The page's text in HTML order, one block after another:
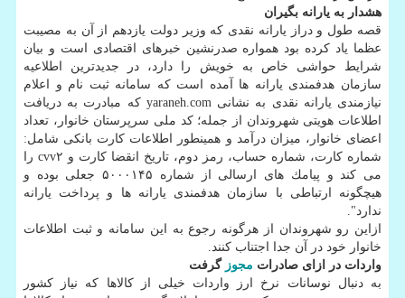
هشدار به یارانه بگیران
قصه طول و دراز یارانه نقدی كه وزیر دولت یازدهم از آن به مصیبت
عظما یاد كرده بود همواره صدرنشین خبرهای اقتصادی است و بیان
شرایط حواشی خاص به خویش را دارد، در جدیدترین اطلاعیه
سازمان هدفمندی یارانه ها آمده است كه سامانه ثبت نام و اعلام
نیازمندی یارانه نقدی به نشانی yaraneh.com كه مبادرت به دریافت
اطلاعات هویتی شهروندان از جمله؛ كد ملی سرپرستان خانوار، تعداد
اعضای خانوار، میزان درآمد و همینطور اطلاعات كارت بانكی شامل:
شماره كارت، شماره حساب، رمز دوم، تاریخ انقضا كارت و cvv۲ را
می كند و پیامك های ارسالی از شماره ۵۰۰۰۱۴۵ جعلی بوده و
هیچگونه ارتباطی با سازمان هدفمندی یارانه ها و پرداخت یارانه
ندارد".
ازاین رو شهروندان از هرگونه رجوع به این سامانه و ثبت اطلاعات
خانوار خود در آن جدا اجتناب كنند.
واردات در ازای صادرات مجوز گرفت
به دنبال نوسانات نرخ ارز واردات خیلی از كالاها كه نیاز كشور